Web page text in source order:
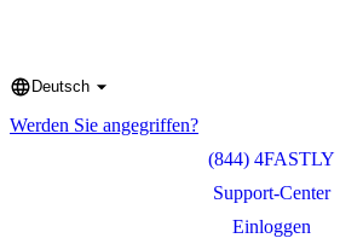
Language
Deutsch
Werden Sie angegriffen?
(844) 4FASTLY
Support-Center
Einloggen